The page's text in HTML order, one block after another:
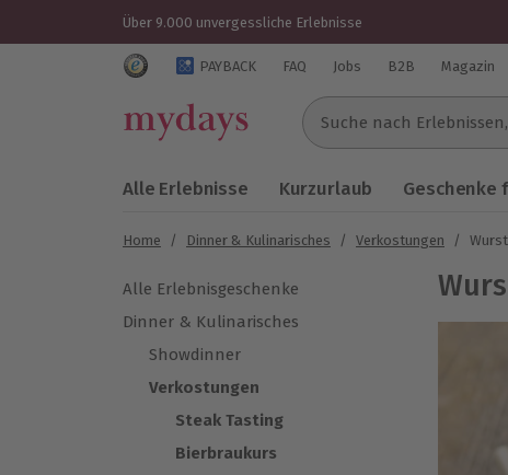
Über 9.000 unvergessliche Erlebnisse
Trustedshops Bewertungen für mydays.de
PAYBACK FAQ Jobs B2B Magazin
Suche nach Erlebnissen...
Alle Erlebnisse Kurzurlaub Geschenke
Home / Dinner & Kulinarisches / Verkostungen /
Alle Erlebnisgeschenke
Dinner & Kulinarisches
Showdinner
Verkostungen
Steak Tasting
Bierbraukurs